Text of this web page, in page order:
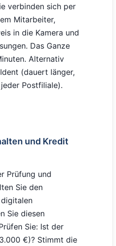
verbinden sich per
Mitarbeiter,
in die Kamera und
Das Ganze
Alternativ
(dauert länger,
Postfiliale).
und Kredit
Prüfung und
Sie den
Sie diesen
Sie: Ist der
€)? Stimmt die